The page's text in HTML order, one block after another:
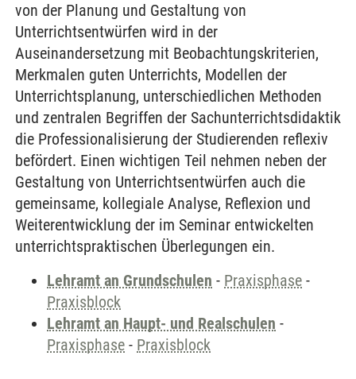
von der Planung und Gestaltung von
Unterrichtsentwürfen wird in der
Auseinandersetzung mit Beobachtungskriterien,
Merkmalen guten Unterrichts, Modellen der
Unterrichtsplanung, unterschiedlichen Methoden
und zentralen Begriffen der Sachunterrichtsdidaktik
die Professionalisierung der Studierenden reflexiv
befördert. Einen wichtigen Teil nehmen neben der
Gestaltung von Unterrichtsentwürfen auch die
gemeinsame, kollegiale Analyse, Reflexion und
Weiterentwicklung der im Seminar entwickelten
unterrichtspraktischen Überlegungen ein.
Lehramt an Grundschulen - Praxisphase -
Praxisblock
Lehramt an Haupt- und Realschulen -
Praxisphase - Praxisblock